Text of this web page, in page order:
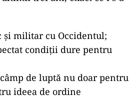
militar cu Occidentul;
condiții dure pentru
de luptă nu doar pentru
ideea de ordine